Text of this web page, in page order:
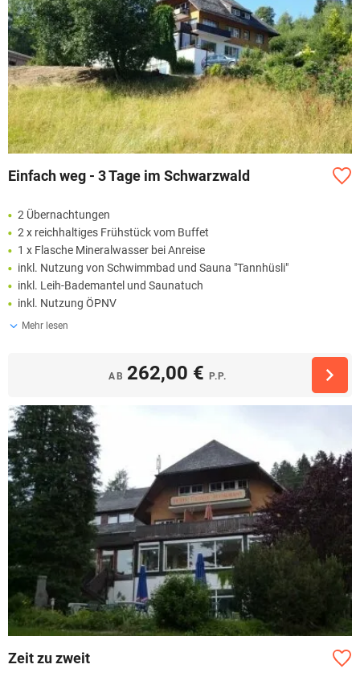
Einfach weg - 3 Tage im Schwarzwald
2 Übernachtungen
2 x reichhaltiges Frühstück vom Buffet
1 x Flasche Mineralwasser bei Anreise
inkl. Nutzung von Schwimmbad und Sauna "Tannhüsli"
inkl. Leih-Bademantel und Saunatuch
inkl. Nutzung ÖPNV
Mehr lesen
AB 262,00 € P.P.
Zeit zu zweit